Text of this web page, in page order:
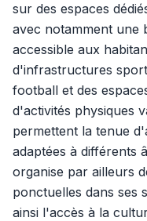
sur des espaces
avec notamment une
accessible aux
d'infrastructures
football et des
d'activités physiques
permettent la tenue
adaptées à différents
organise par ailleurs
ponctuelles dans ses
ainsi l'accès à la